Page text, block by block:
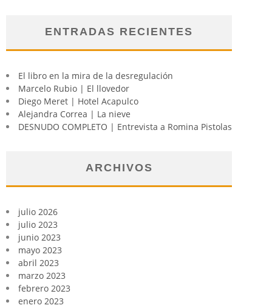
ENTRADAS RECIENTES
El libro en la mira de la desregulación
Marcelo Rubio | El llovedor
Diego Meret | Hotel Acapulco
Alejandra Correa | La nieve
DESNUDO COMPLETO | Entrevista a Romina Pistolas
ARCHIVOS
julio 2026
julio 2023
junio 2023
mayo 2023
abril 2023
marzo 2023
febrero 2023
enero 2023